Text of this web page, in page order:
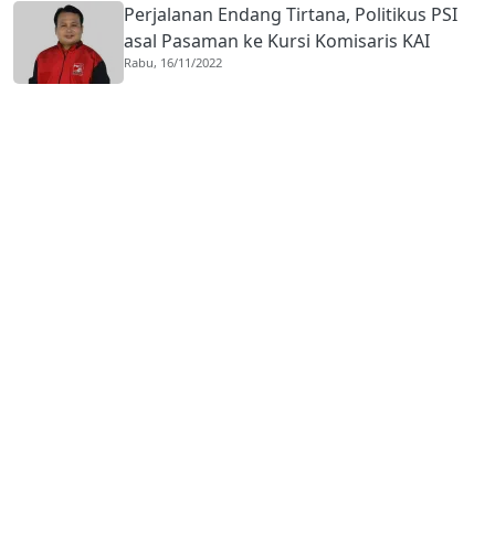
Perjalanan Endang Tirtana, Politikus PSI
asal Pasaman ke Kursi Komisaris KAI
Rabu, 16/11/2022